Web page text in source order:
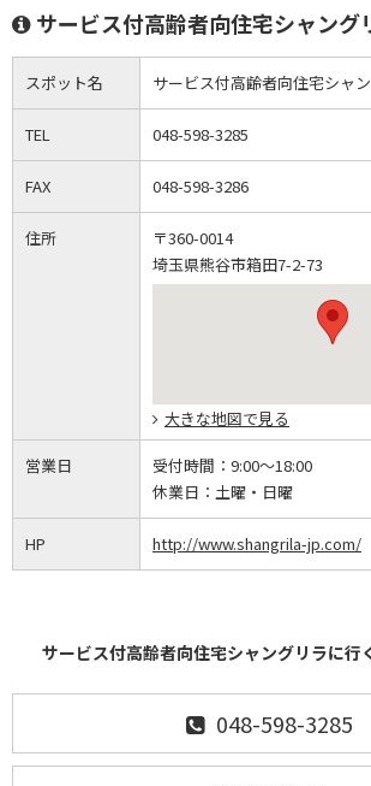
サービス付高齢者向住宅シャング
スポット名 サービス付高齢者向住宅シャ
TEL 048-598-3285
FAX 048-598-3286
住所
〒360-0014
埼玉県熊谷市箱田7-2-73
大きな地図で見る
営業日 受付時間： 9:00～18:00
休業日： 土曜・日曜
HP http://www.shangrila-jp.com/
サービス付高齢者向住宅シャングリラに行
048-598-3285